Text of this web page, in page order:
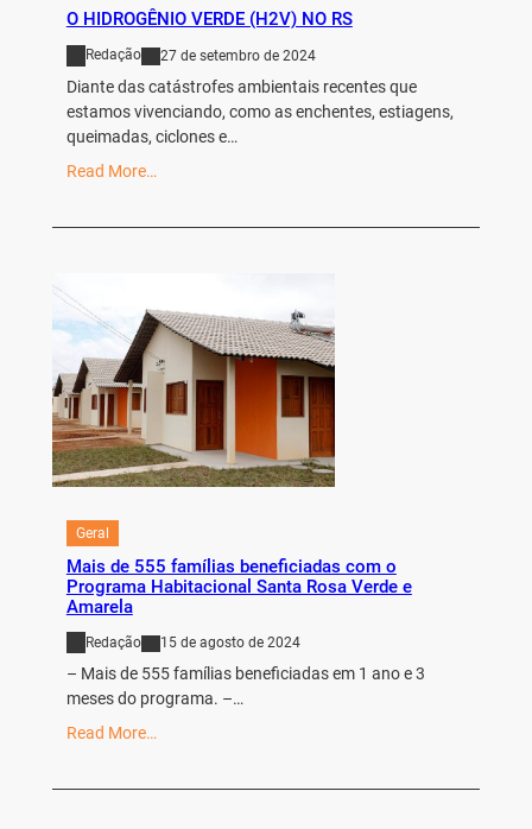
O HIDROGÊNIO VERDE (H2V) NO RS
Redação 27 de setembro de 2024
Diante das catástrofes ambientais recentes que
estamos vivenciando, como as enchentes, estiagens,
queimadas, ciclones e…
Read More…
Geral
Mais de 555 famílias beneficiadas com o
Programa Habitacional Santa Rosa Verde e
Amarela
Redação 15 de agosto de 2024
– Mais de 555 famílias beneficiadas em 1 ano e 3
meses do programa. –…
Read More…